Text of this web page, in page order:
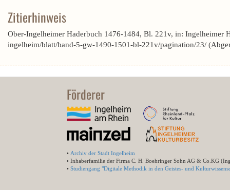
Zitierhinweis
Ober-Ingelheimer Haderbuch 1476-1484, Bl. 221v, in: Ingelheimer
ingelheim/blatt/band-5-gw-1490-1501-bl-221v/pagination/23/
Förderer
• Archiv der Stadt Ingelheim
• Inhaberfamilie der Firma C. H. Boehringer Sohn AG & Co.KG
• Studiengang "Digitale Methodik in den Geistes- und